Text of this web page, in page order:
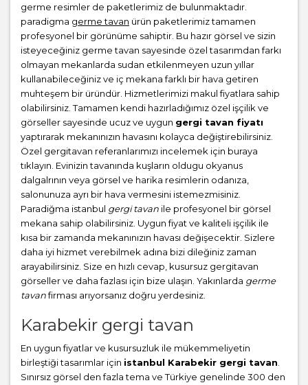
germe resimler de paketlerimiz de bulunmaktadır.
paradigma germe tavan ürün paketlerimiz tamamen
profesyonel bir görünüme sahiptir. Bu hazır görsel ve sizin
isteyeceğiniz germe tavan sayesinde özel tasarımdan farkı
olmayan mekanlarda sudan etkilenmeyen uzun yıllar
kullanabileceğiniz ve iç mekana farklı bir hava getiren
muhteşem bir üründür. Hizmetlerimizi makul fiyatlara sahip
olabilirsiniz. Tamamen kendi hazırladığımız özel işçilik ve
görseller sayesinde ucuz ve uygun gergi tavan fiyatı
yaptırarak mekanınızın havasını kolayca değiştirebilirsiniz.
Özel gergitavan referanlarımızı incelemek için buraya
tıklayın. Evinizin tavanında kuşların oldugu okyanus
dalgalrının veya görsel ve harika resimlerin odanıza,
salonunuza ayrı bir hava vermesini istemezmisiniz.
Paradiğma istanbul gergi tavan ile profesyonel bir görsel
mekana sahip olabilirsiniz. Uygun fiyat ve kaliteli işçilik ile
kısa bir zamanda mekanınızın havası değişecektir. Sizlere
daha iyi hizmet verebilmek adına bizi dileğiniz zaman
arayabilirsiniz. Size en hızlı cevap, kusursuz gergitavan
görseller ve daha fazlası için bize ulaşın. Yakınlarda germe
tavanfirması arıyorsanız doğru yerdesiniz.
Karabekir gergi tavan
En uygun fiyatlar ve kusursuzluk ile mükemmeliyetin
birleştiği tasarımlar için istanbul Karabekir gergi tavan
Sınırsız görsel den fazla tema ve Türkiye genelinde 300 den